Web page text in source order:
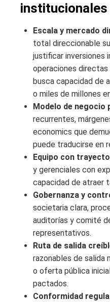
institucionales
Escala y mercado
total direccionable
justificar inversiones
operaciones
busca capacidad de
o miles de millones
Modelo de negocio
recurrentes,
economics que
puede traducirse en
Equipo con
y gerenciales con
capacidad de atraer
Gobernanza y
societaria clara,
auditorías y comité
representativos.
Ruta de salida
razonables de
o oferta pública
pactados.
Conformidad